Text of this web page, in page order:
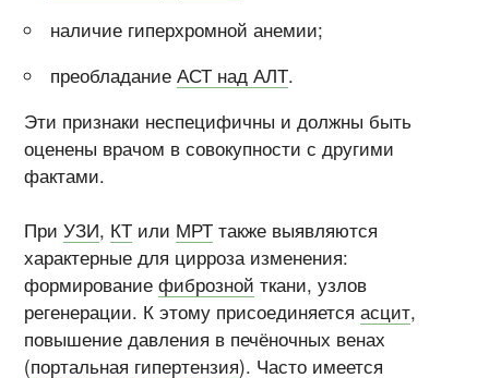
наличие гиперхромной анемии;
преобладаниеАСТ над АЛТ.
Эти признаки неспецифичны и должны быть
оценены врачом в совокупности с другими
фактами.
ПриУЗИ, КТ или МРТ также выявляются
характерные для цирроза изменения:
формированиефиброзной ткани, узлов
регенерации. К этому присоединяетсяасцит,
повышение давления в печёночных венах
(портальная гипертензия). Часто имеется